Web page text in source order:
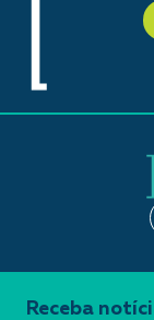
Receba